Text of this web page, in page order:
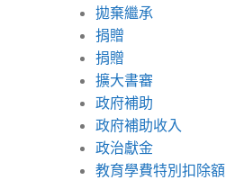
拋棄繼承
捐贈
捐贈
擴大書審
政府補助
政府補助收入
政治獻金
教育學費特別扣除額